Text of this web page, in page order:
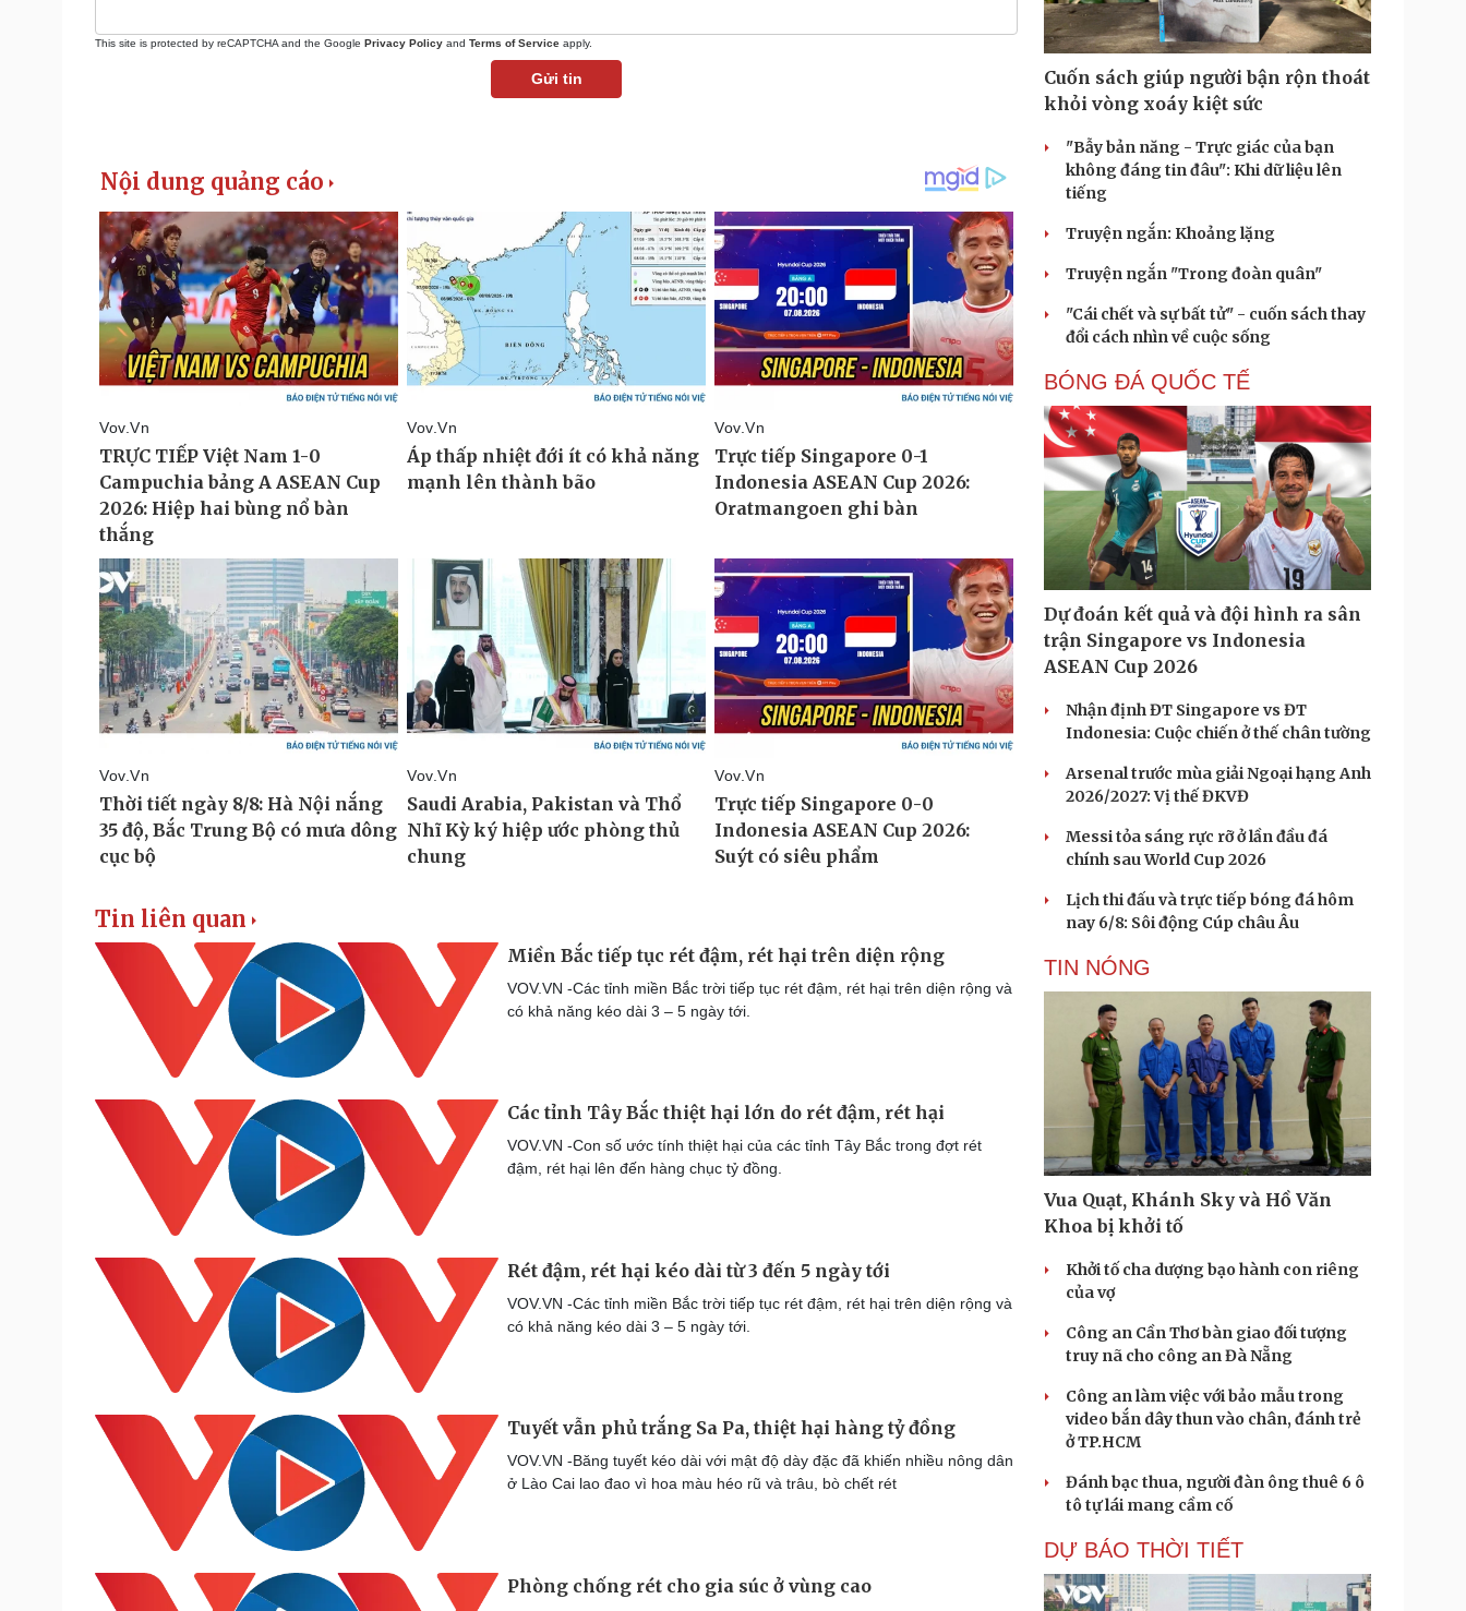
This site is protected by reCAPTCHA and the Google Privacy Policy and Terms of Service apply.
Gửi tin
Tin liên quan
Miền Bắc tiếp tục rét đậm, rét hại trên diện rộng
VOV.VN -Các tỉnh miền Bắc trời tiếp tục rét đậm, rét hại trên diện rộng và
có khả năng kéo dài 3 – 5 ngày tới.
Các tỉnh Tây Bắc thiệt hại lớn do rét đậm, rét hại
VOV.VN -Con số ước tính thiệt hại của các tỉnh Tây Bắc trong đợt rét
đậm, rét hại lên đến hàng chục tỷ đồng.
Rét đậm, rét hại kéo dài từ 3 đến 5 ngày tới
VOV.VN -Các tỉnh miền Bắc trời tiếp tục rét đậm, rét hại trên diện rộng và
có khả năng kéo dài 3 – 5 ngày tới.
Tuyết vẫn phủ trắng Sa Pa, thiệt hại hàng tỷ đồng
VOV.VN -Băng tuyết kéo dài với mật độ dày đặc đã khiến nhiều nông dân
ở Lào Cai lao đao vì hoa màu héo rũ và trâu, bò chết rét
Phòng chống rét cho gia súc ở vùng cao
Cuốn sách giúp người bận rộn thoát
khỏi vòng xoáy kiệt sức
"Bẫy bản năng - Trực giác của bạn
không đáng tin đâu": Khi dữ liệu lên
tiếng
Truyện ngắn: Khoảng lặng
Truyện ngắn "Trong đoàn quân"
"Cái chết và sự bất tử" - cuốn sách thay
đổi cách nhìn về cuộc sống
BÓNG ĐÁ QUỐC TẾ
Dự đoán kết quả và đội hình ra sân
trận Singapore vs Indonesia
ASEAN Cup 2026
Nhận định ĐT Singapore vs ĐT
Indonesia: Cuộc chiến ở thế chân tường
Arsenal trước mùa giải Ngoại hạng Anh
2026/2027: Vị thế ĐKVĐ
Messi tỏa sáng rực rỡ ở lần đầu đá
chính sau World Cup 2026
Lịch thi đấu và trực tiếp bóng đá hôm
nay 6/8: Sôi động Cúp châu Âu
TIN NÓNG
Vua Quạt, Khánh Sky và Hồ Văn
Khoa bị khởi tố
Khởi tố cha dượng bạo hành con riêng
của vợ
Công an Cần Thơ bàn giao đối tượng
truy nã cho công an Đà Nẵng
Công an làm việc với bảo mẫu trong
video bắn dây thun vào chân, đánh trẻ
ở TP.HCM
Đánh bạc thua, người đàn ông thuê 6 ô
tô tự lái mang cầm cố
DỰ BÁO THỜI TIẾT